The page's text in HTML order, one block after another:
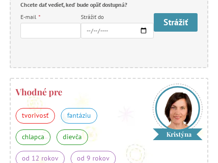
Chcete dať vedieť, keď bude opäť dostupná?
E-mail * Strážiť do Strážiť
Vhodné pre
tvorivosť fantáziu
chlapca dievča
od 12 rokov od 9 rokov
Kristýna